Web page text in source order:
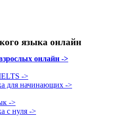
языка онлайн
онлайн ->
->
для начинающих ->
->
с нуля ->